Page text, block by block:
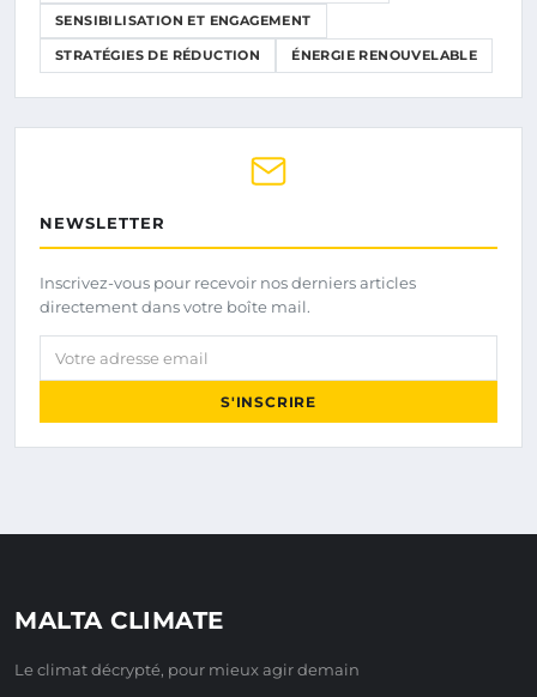
SENSIBILISATION ET ENGAGEMENT
STRATÉGIES DE RÉDUCTION ÉNERGIE RENOUVELABLE
NEWSLETTER
Inscrivez-vous pour recevoir nos derniers articles
directement dans votre boîte mail.
Votre adresse email
S'INSCRIRE
MALTA CLIMATE
Le climat décrypté, pour mieux agir demain